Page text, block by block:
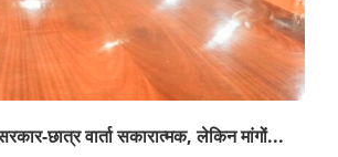
छात्र वार्ता सकारात्मक, लेकिन मांगों...